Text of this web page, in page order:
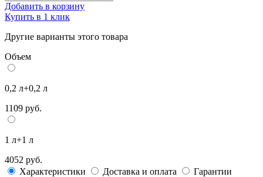
Добавить в корзину
Купить в 1 клик
Другие варианты этого товара
Объем
0,2 л+0,2 л
1109 руб.
1 л+1 л
4052 руб.
Характеристики
Доставка и оплата Гарантии